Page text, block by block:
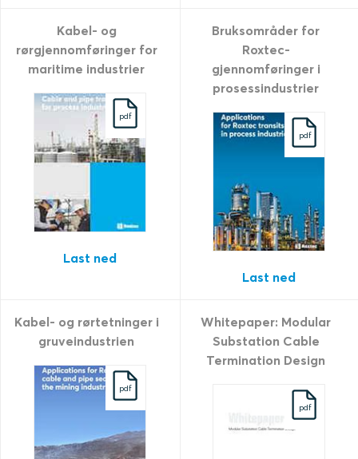
Kabel- og
rørgjennomføringer for
maritime industrier
pdf
Last ned
Bruksområder for
Roxtec-
gjennomføringer i
prosessindustrier
pdf
Last ned
Kabel- og rørtetninger i
gruveindustrien
pdf
Whitepaper: Modular
Substation Cable
Termination Design
pdf